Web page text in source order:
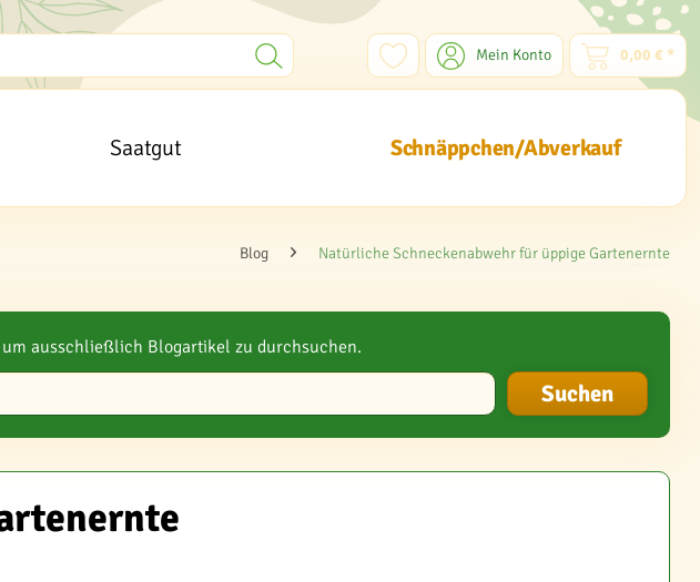
Mein Konto 0,00 € *
Saatgut Schnäppchen/Abverkauf
Blog Natürliche Schneckenabwehr für üppige Gartenernte
ausschließlich Blogartikel zu durchsuchen.